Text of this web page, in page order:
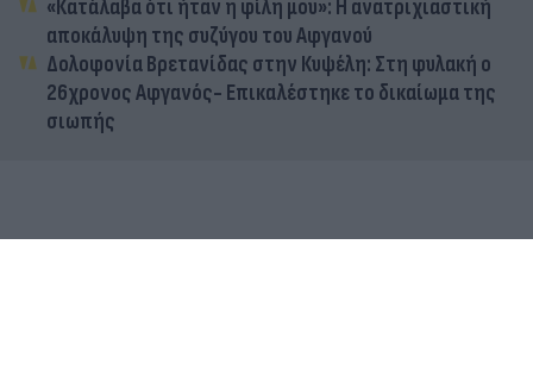
«Κατάλαβα ότι ήταν η φίλη μου»: Η ανατριχιαστική
αποκάλυψη της συζύγου του Αφγανού
Δολοφονία Βρετανίδας στην Κυψέλη: Στη φυλακή ο
26χρονος Αφγανός- Επικαλέστηκε το δικαίωμα της
σιωπής